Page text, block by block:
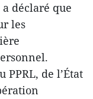
déclaré que
les
de l’État